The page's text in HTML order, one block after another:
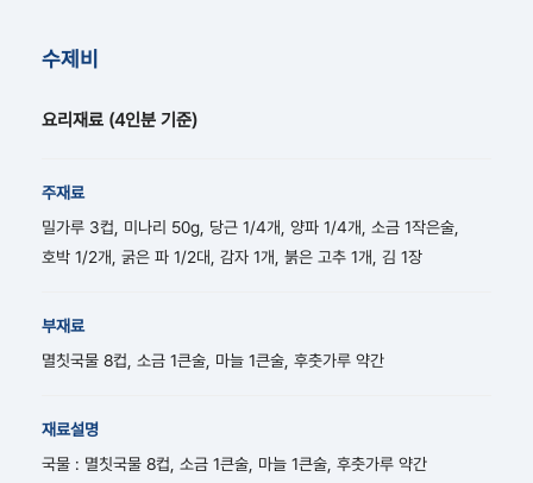
수제비
요리재료 (4인분 기준)
주재료
밀가루 3컵, 미나리 50g, 당근 1/4개, 양파 1/4개, 소금 1작은술,
호박 1/2개, 굵은 파 1/2대, 감자 1개, 붉은 고추 1개, 김 1장
부재료
멸칫국물 8컵, 소금 1큰술, 마늘 1큰술, 후춧가루 약간
재료설명
국물 : 멸칫국물 8컵, 소금 1큰술, 마늘 1큰술, 후춧가루 약간